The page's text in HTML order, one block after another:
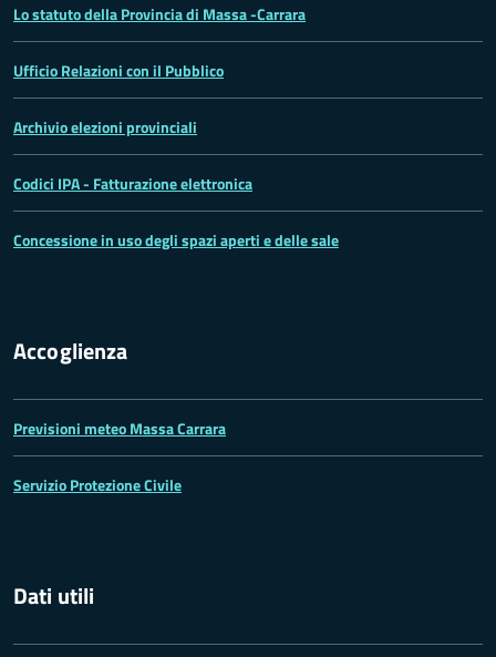
Lo statuto della Provincia di Massa -Carrara
Ufficio Relazioni con il Pubblico
Archivio elezioni provinciali
Codici IPA - Fatturazione elettronica
Concessione in uso degli spazi aperti e delle sale
Accoglienza
Previsioni meteo Massa Carrara
Servizio Protezione Civile
Dati utili